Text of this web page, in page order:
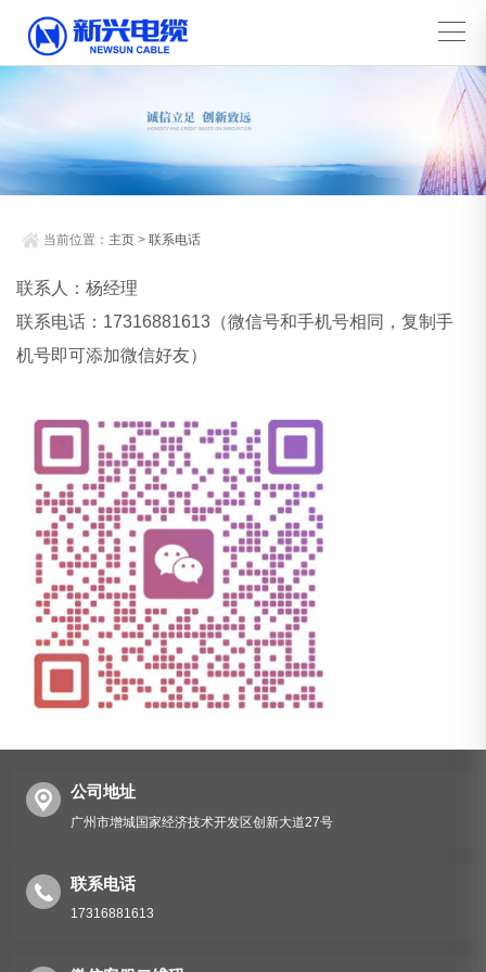
当前位置： 主页 >联系电话
联系人：杨经理
联系电话：17316881613（微信号和手机号相同，复制手
机号即可添加微信好友）
公司地址
广州市增城国家经济技术开发区创新大道27号
联系电话
17316881613